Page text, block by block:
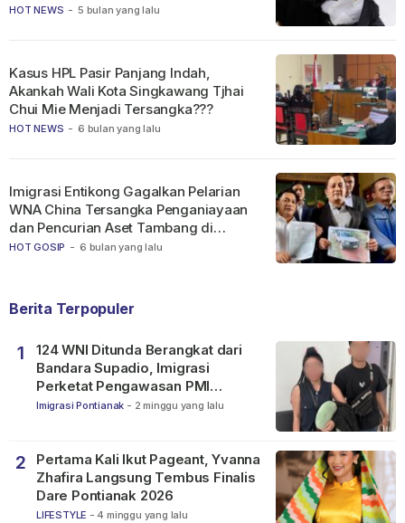
HOT NEWS - 5 bulan yang lalu
HOT NEWS - 6 bulan yang lalu
Kasus HPL Pasir Panjang Indah,
Akankah Wali Kota Singkawang Tjhai
Chui Mie Menjadi Tersangka???
HOT GOSIP - 6 bulan yang lalu
Imigrasi Entikong Gagalkan Pelarian
WNA China Tersangka Penganiayaan
dan Pencurian Aset Tambang di
Ketapang
Berita Terpopuler
1
124 WNI Ditunda Berangkat dari
Bandara Supadio, Imigrasi
Perketat Pengawasan PMI
Nonprosedural
Imigrasi Pontianak - 2 minggu yang lalu
2
Pertama Kali Ikut Pageant, Yvanna
Zhafira Langsung Tembus Finalis
Dare Pontianak 2026
LIFESTYLE - 4 minggu yang lalu